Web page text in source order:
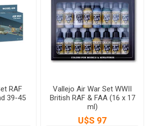
RAF
39-45
Vallejo Air War Set WWII
British RAF & FAA (16 x 17
ml)
U$S 97